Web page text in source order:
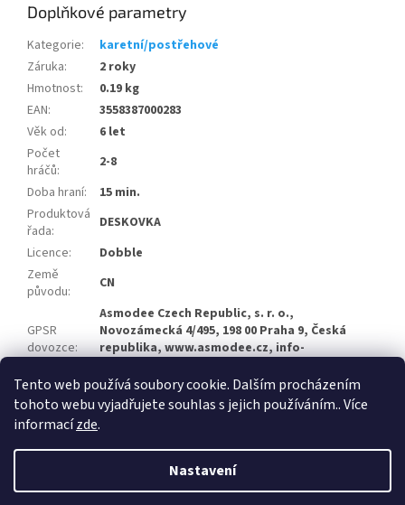
Tento web používá soubory cookie. Dalším procházením
tohoto webu vyjadřujete souhlas s jejich používáním.. Více
informacízde.
Nastavení
Doplňkové parametry
Kategorie:
karetní/postřehové
Záruka:
2 roky
Hmotnost:
0.19 kg
EAN:
3558387000283
Věk od:
6 let
Počet
hráčů:
2-8
Doba hraní:
15 min.
Produktová
řada:
DESKOVKA
Licence:
Dobble
Země
původu: CN
GPSR
dovozce:
Asmodee Czech Republic, s. r. o.,
Novozámecká 4/495, 198 00 Praha 9, Česká
republika, www.asmodee.cz, info-
Položka byla vyprodána…
Vytvořil Shoptet